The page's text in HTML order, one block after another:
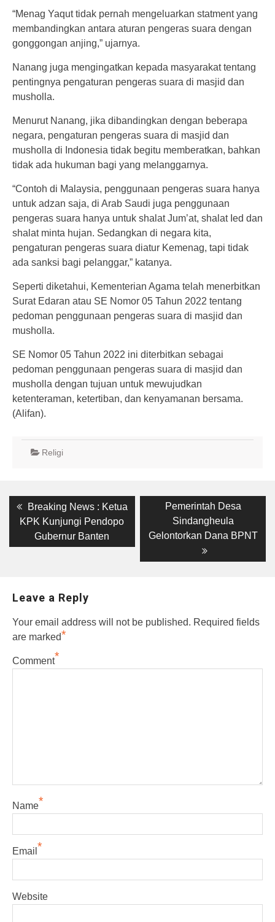
“Menag Yaqut tidak pernah mengeluarkan statment yang
membandingkan antara aturan pengeras suara dengan
gonggongan anjing,” ujarnya.
Nanang juga mengingatkan kepada masyarakat tentang
pentingnya pengaturan pengeras suara di masjid dan
musholla.
Menurut Nanang, jika dibandingkan dengan beberapa
negara, pengaturan pengeras suara di masjid dan
musholla di Indonesia tidak begitu memberatkan, bahkan
tidak ada hukuman bagi yang melanggarnya.
“Contoh di Malaysia, penggunaan pengeras suara hanya
untuk adzan saja, di Arab Saudi juga penggunaan
pengeras suara hanya untuk shalat Jum’at, shalat Ied dan
shalat minta hujan. Sedangkan di negara kita,
pengaturan pengeras suara diatur Kemenag, tapi tidak
ada sanksi bagi pelanggar,” katanya.
Seperti diketahui, Kementerian Agama telah menerbitkan
Surat Edaran atau SE Nomor 05 Tahun 2022 tentang
pedoman penggunaan pengeras suara di masjid dan
musholla.
SE Nomor 05 Tahun 2022 ini diterbitkan sebagai
pedoman penggunaan pengeras suara di masjid dan
musholla dengan tujuan untuk mewujudkan
ketenteraman, ketertiban, dan kenyamanan bersama.
(Alifan).
Religi
Post
navigation
Previous
post:
Breaking News : Ketua
KPK Kunjungi Pendopo
Gubernur Banten
Next
post:
Pemerintah Desa
Sindangheula
Gelontorkan Dana BPNT
Leave a Reply
Your email address will not be published. Required fields
are marked*
Comment*
Name*
Email *
Website